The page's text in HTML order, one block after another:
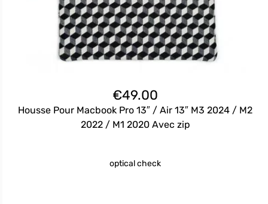
€49.00
Housse Pour Macbook Pro 13″ / Air 13″ M3 2024 / M2
2022 / M1 2020 Avec zip
optical check